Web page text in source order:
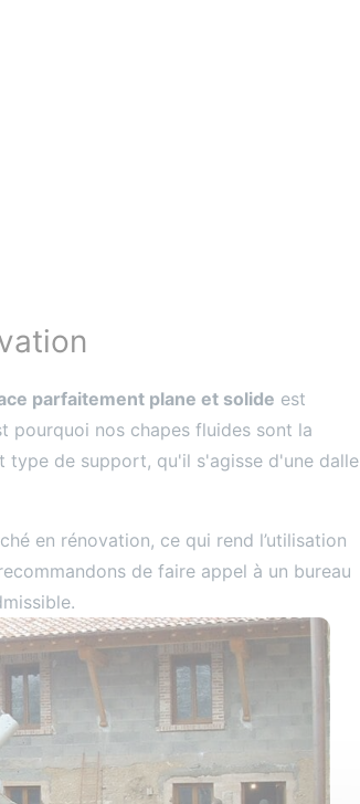
parfaitement plane et solide est
pourquoi nos chapes fluides sont la
type de support, qu'il s'agisse d'une dalle
en rénovation, ce qui rend l’utilisation
de faire appel à un bureau